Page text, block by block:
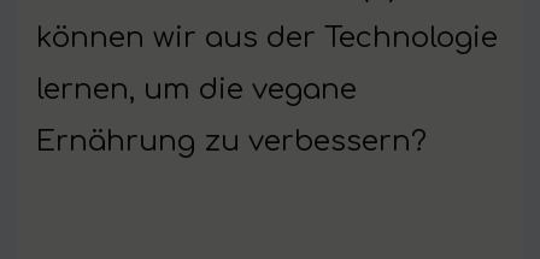
können wir aus der Technologie
lernen, um die vegane
Ernährung zu verbessern?